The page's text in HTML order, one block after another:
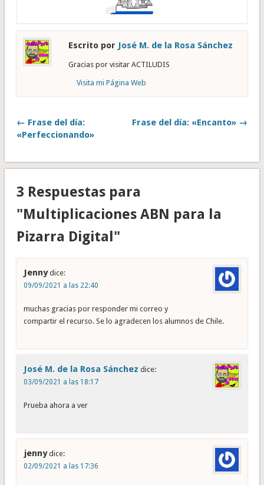
Escrito por José M. de la Rosa Sánchez
Gracias por visitar ACTILUDIS
Visita mi Página Web
← Frase del día:
«Perfeccionando»
Frase del día: «Encanto» →
3 Respuestas para
"Multiplicaciones ABN para la
Pizarra Digital"
Jenny dice:
09/09/2021 a las 22:40
muchas gracias por responder mi correo y
compartir el recurso. Se lo agradecen los alumnos de Chile.
José M. de la Rosa Sánchez dice:
03/09/2021 a las 18:17
Prueba ahora a ver
jenny dice:
02/09/2021 a las 17:36